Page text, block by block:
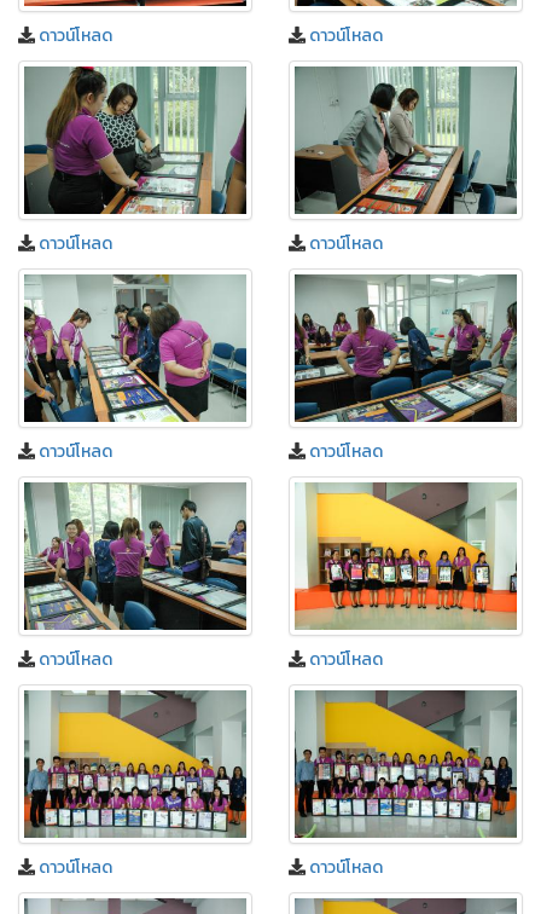
ดาวน์โหลด ดาวน์โหลด
ดาวน์โหลด ดาวน์โหลด
ดาวน์โหลด ดาวน์โหลด
ดาวน์โหลด ดาวน์โหลด
ดาวน์โหลด ดาวน์โหลด